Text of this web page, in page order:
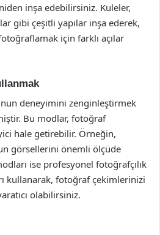
inşa edebilirsiniz. Kuleler,
gibi çeşitli yapılar inşa ederek,
için farklı açılar
deneyimini zenginleştirmek
Bu modlar, fotoğraf
hale getirebilir. Örneğin,
görsellerini önemli ölçüde
ise profesyonel fotoğrafçılık
kullanarak, fotoğraf çekimlerinizi
olabilirsiniz.